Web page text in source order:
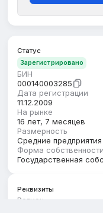
Статус
Зарегистрировано
БИН
000140003285
Дата регистрации
11.12.2009
На рынке
16 лет, 7 месяцев
Размерность
Средние предприятия
Форма собственности
Государственная
Реквизиты
Регион